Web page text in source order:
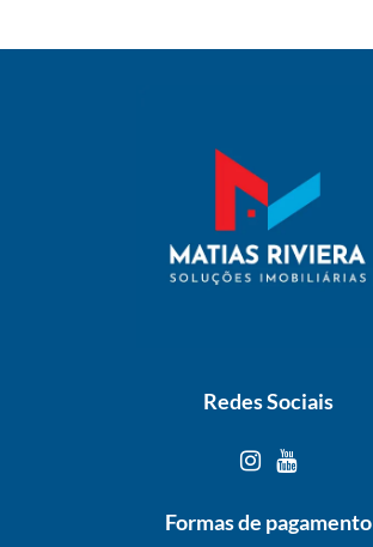
Redes Sociais
Formas de pagamento